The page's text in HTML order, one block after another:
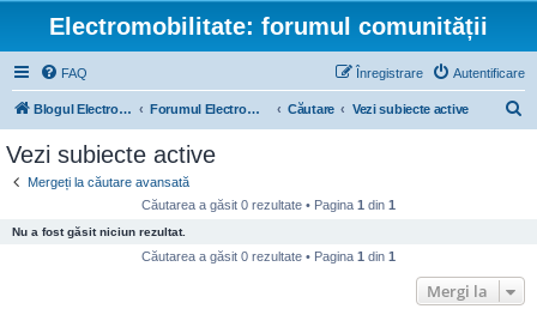
Electromobilitate: forumul comunității
FAQ Autentificare
Înregistrare
Blogul Electromobilitate Forumul Electromobilitate Căutare Vezi subiecte active
e
Vezi subiecte active
Mergeți la căutare avansată
Căutarea a găsit 0 rezultate • Pagina 1 din 1
Nu a fost găsit niciun rezultat.
Căutarea a găsit 0 rezultate • Pagina 1 din 1
Mergi la